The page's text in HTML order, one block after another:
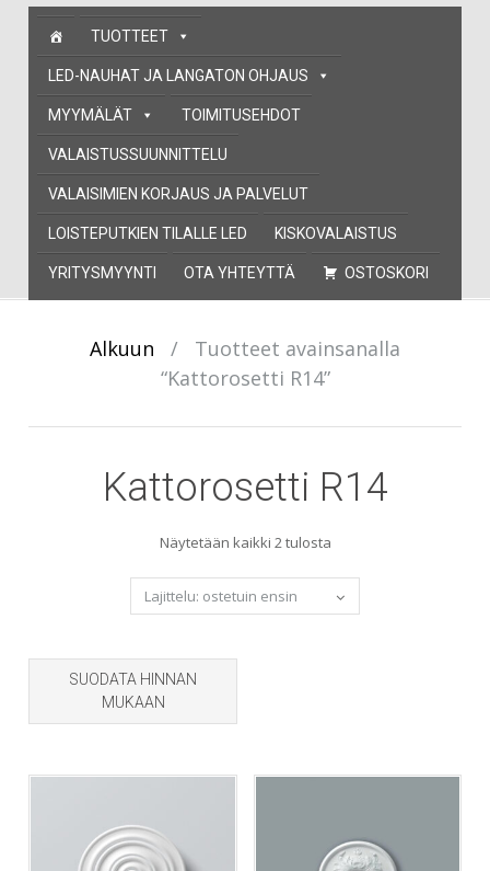
Skip
content
TUOTTEET
LED-NAUHAT JA LANGATON OHJAUS
MYYMÄLÄT TOIMITUSEHDOT
VALAISTUSSUUNNITTELU
VALAISIMIEN KORJAUS JA PALVELUT
LOISTEPUTKIEN TILALLE LED KISKOVALAISTUS
YRITYSMYYNTI OTA YHTEYTTÄ OSTOSKORI
Alkuun /
Tuotteet avainsanalla
“Kattorosetti R14”
Kattorosetti R14
Näytetään kaikki 2 tulostaSorted
by
popularity
SUODATA HINNAN
MUKAAN